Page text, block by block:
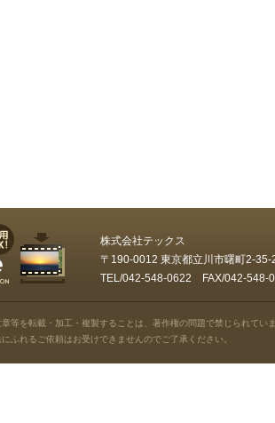
株式会社テックス
〒190-0012 東京都立川市曙町2-
TEL/042-548-0622 FAX/042-548-
等を転載・加工・複製することは、著作権の問題で禁じられてい
ふれるご依頼はお受けできませんのでご了承ください。